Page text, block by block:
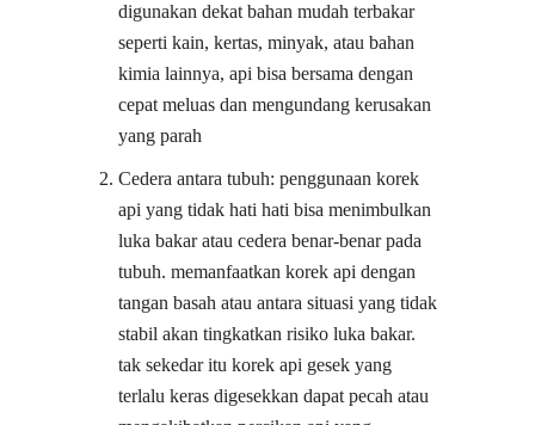
digunakan dekat bahan mudah terbakar
seperti kain, kertas, minyak, atau bahan
kimia lainnya, api bisa bersama dengan
cepat meluas dan mengundang kerusakan
yang parah
Cedera antara tubuh: penggunaan korek
api yang tidak hati hati bisa menimbulkan
luka bakar atau cedera benar-benar pada
tubuh. memanfaatkan korek api dengan
tangan basah atau antara situasi yang tidak
stabil akan tingkatkan risiko luka bakar.
tak sekedar itu korek api gesek yang
terlalu keras digesekkan dapat pecah atau